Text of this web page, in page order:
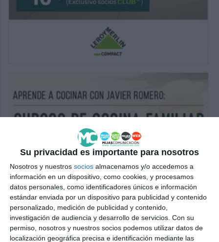
Su privacidad es importante para nosotros
Nosotros y nuestros socios almacenamos y/o accedemos a
información en un dispositivo, como cookies, y procesamos
datos personales, como identificadores únicos e información
estándar enviada por un dispositivo para publicidad y contenido
personalizado, medición de publicidad y contenido,
investigación de audiencia y desarrollo de servicios. Con su
permiso, nosotros y nuestros socios podemos utilizar datos de
localización geográfica precisa e identificación mediante las